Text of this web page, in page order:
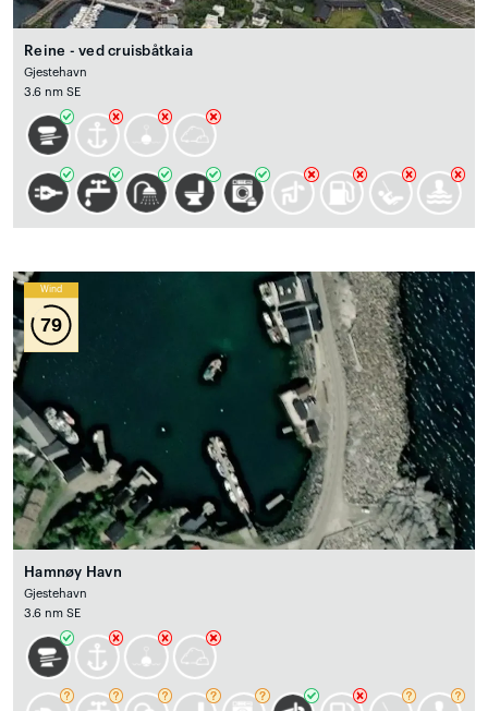
Reine - ved cruisbåtkaia
Gjestehavn
3.6 nm SE
Wind
79
Hamnøy Havn
Gjestehavn
3.6 nm SE